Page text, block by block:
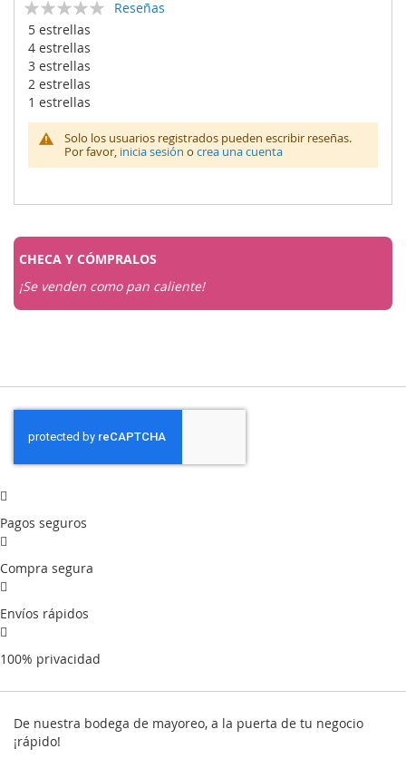
% of100
Reseñas
5 estrellas
4 estrellas
3 estrellas
2 estrellas
1 estrellas
Solo los usuarios registrados pueden escribir reseñas.
Por favor, inicia sesión o crea una cuenta
CHECA Y CÓMPRALOS
¡Se venden como pan caliente!
Pagos seguros
Compra segura
Envíos rápidos
100% privacidad
De nuestra bodega de mayoreo, a la puerta de tu negocio
¡rápido!